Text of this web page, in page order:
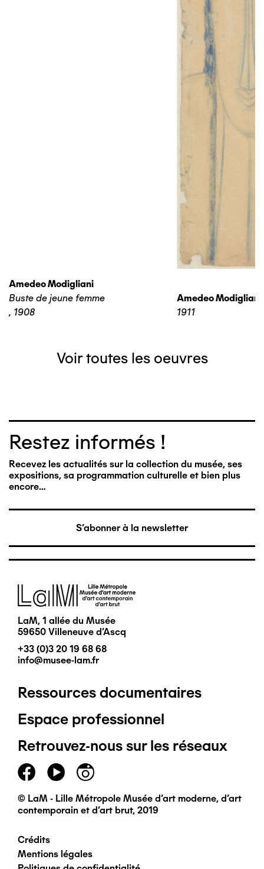
Amedeo Modigliani
Buste de jeune femme
, 1908
Amedeo Modigliani
1911
Voir toutes les oeuvres
Restez informés !
Recevez les actualités sur la collection du musée, ses
expositions, sa programmation culturelle et bien plus
encore…
S'abonner à la newsletter
Image
LaM, 1 allée du Musée
59650 Villeneuve d'Ascq
+33 (0)3 20 19 68 68
info@musee-lam.fr
Pied
de
page
principal
Ressources documentaires
Espace professionnel
Retrouvez-nous sur les réseaux
© LaM - Lille Métropole Musée d'art moderne, d'art
contemporain et d'art brut, 2019
Pied
Crédits
Mentions légales